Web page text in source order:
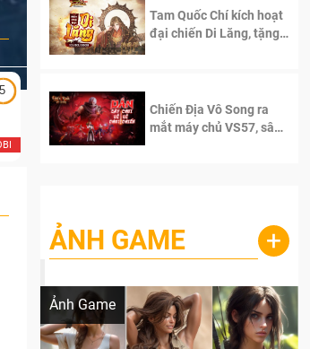
5
Ngạo Thiên Mobile
Tam Quốc Chí kích hoạt
đại chiến Di Lăng, tặng
Chiến Địa Vô Song ra
mắt máy chủ VS57, sân
ẢNH GAME +
Ảnh Game
Lala Croft vừa nóng vừa xinh dưới nét vẽ